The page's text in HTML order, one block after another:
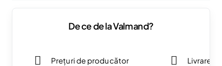
De ce de la Valmand?
Prețuri de producător Livrare